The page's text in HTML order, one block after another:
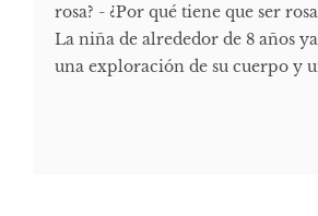
rosa? - ¿Por qué tiene que ser
La niña de alrededor de 8 años
una exploración de su cuerpo y